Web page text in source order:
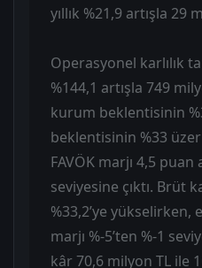
yıllık %21,9 artışla 29
Operasyonel karlılık
%144,1 artışla 749
kurum beklentisinin
beklentisinin %33
FAVÖK marjı 4,5
seviyesine çıktı. Brüt
%33,2’ye yükselirken,
marjı %-5’ten %-1
kâr 70,6 milyon TL ile